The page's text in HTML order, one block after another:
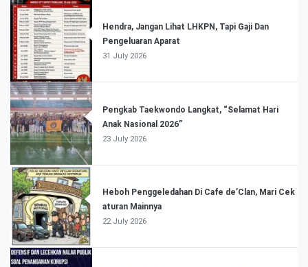
Hendra, Jangan Lihat LHKPN, Tapi Gaji Dan
Pengeluaran Aparat
31 July 2026
Pengkab Taekwondo Langkat, “Selamat Hari
Anak Nasional 2026”
23 July 2026
Heboh Penggeledahan Di Cafe de’Clan, Mari Cek
aturan Mainnya
22 July 2026